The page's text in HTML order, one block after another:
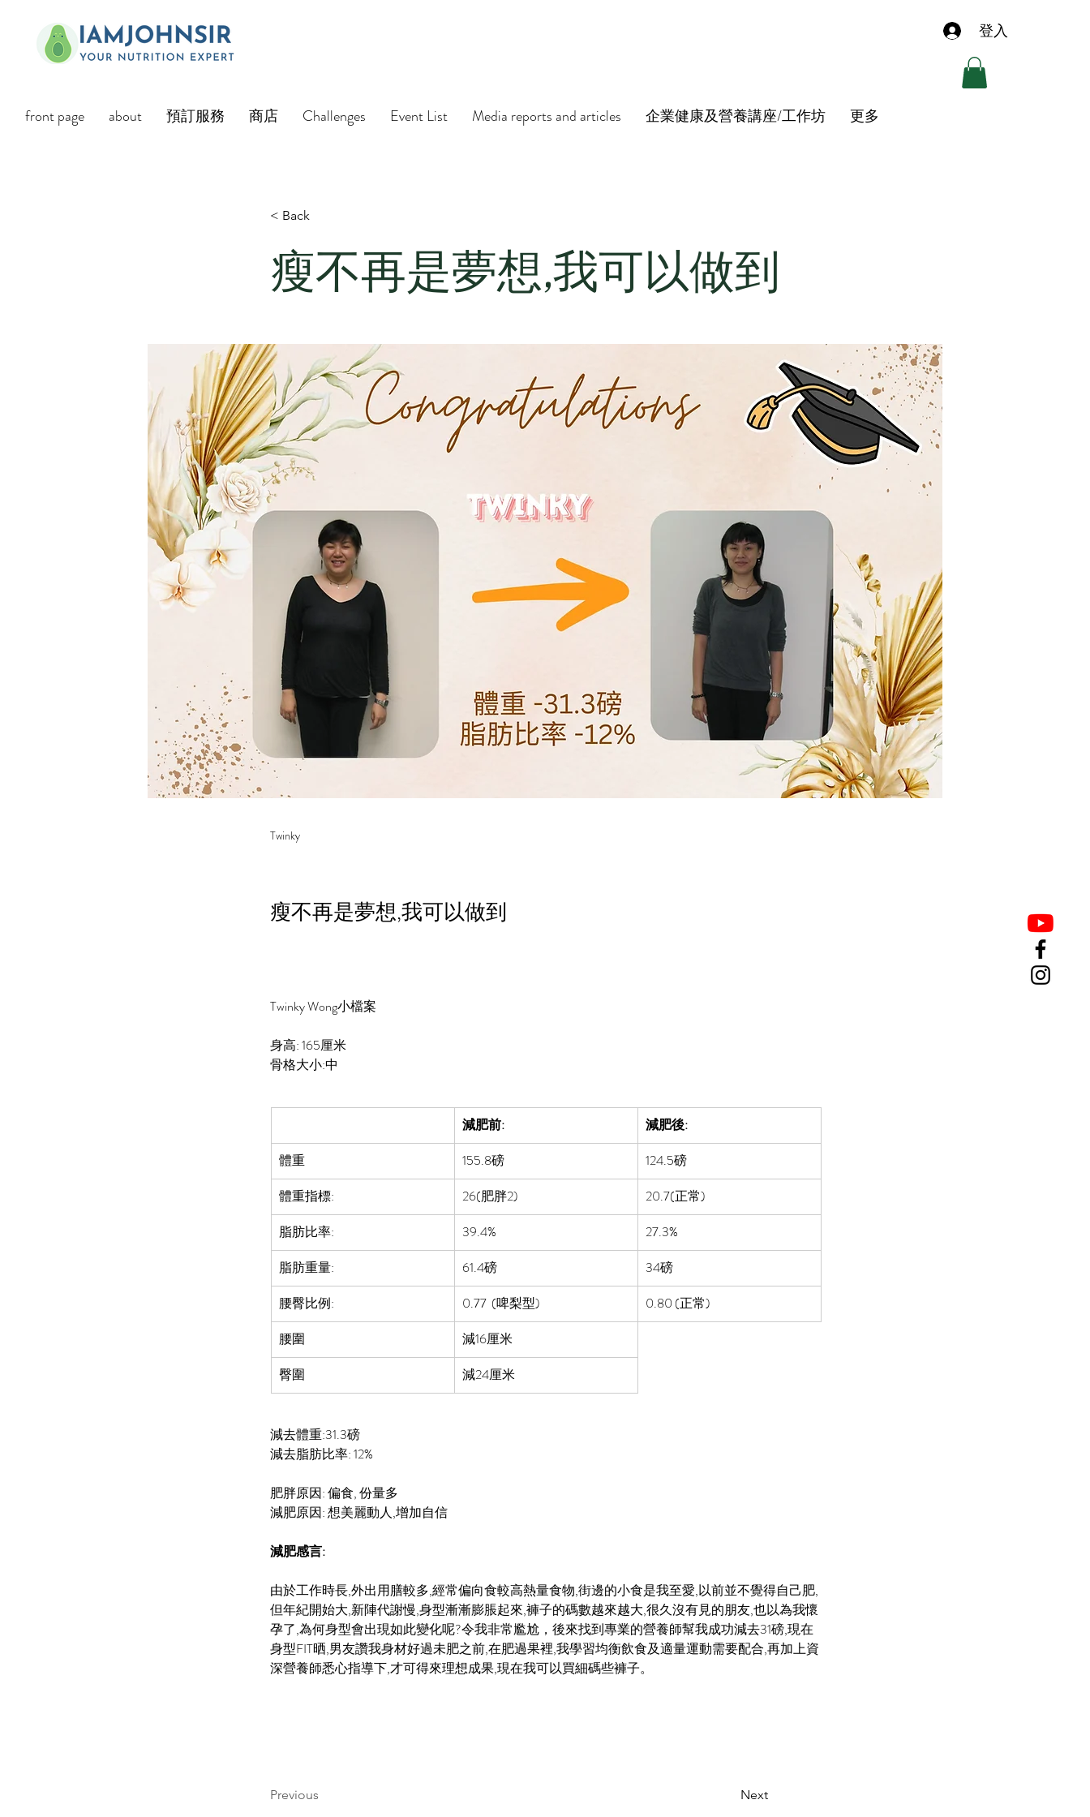
登入
front page about 預訂服務 商店 Challenges Event List Media reports and articles 企業健康及營養講座/工作坊 更多
< Back
瘦不再是夢想,我可以做到
Twinky
瘦不再是夢想,我可以做到
Twinky Wong小檔案
身高: 165厘米
骨格大小:中
減肥前:
減肥後:
體重
155.8磅
124.5磅
體重指標:
26(肥胖2)
20.7(正常)
脂肪比率:
39.4%
27.3%
脂肪重量:
61.4磅
34磅
腰臀比例:
0.77 (啤梨型)
0.80 (正常)
腰圍
減16厘米
臀圍
減24厘米
減去體重:31.3磅
減去脂肪比率: 12%
肥胖原因: 偏食, 份量多
減肥原因: 想美麗動人,增加自信
減肥感言:
由於工作時長,外出用膳較多,經常偏向食較高熱量食物,街邊的小食是我至愛,以前並不覺得自己肥,
但年紀開始大,新陣代謝慢,身型漸漸膨脹起來,褲子的碼數越來越大,很久沒有見的朋友,也以為我懷
孕了,為何身型會出現如此變化呢?令我非常尷尬，後來找到專業的營養師幫我成功減去31磅,現在
身型FIT晒,男友讚我身材好過未肥之前,在肥過果裡,我學習均衡飲食及適量運動需要配合,再加上資
深營養師悉心指導下,才可得來理想成果,現在我可以買細碼些褲子。
Previous Next